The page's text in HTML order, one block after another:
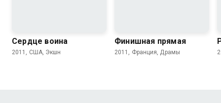
Сердце воина
2011, США, Экшн
Финишная прямая
2011, Франция, Драмы